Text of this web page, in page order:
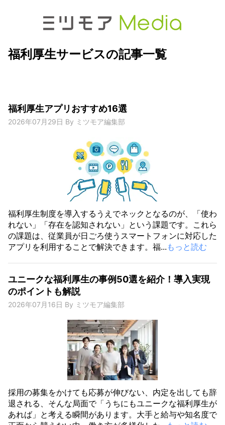
福利厚生サービスの記事一覧
福利厚生アプリおすすめ16選
2026年07月29日 By ミツモア編集部
福利厚生制度を導入するうえでネックとなるのが、「使わ
れない」「存在を認知されない」という課題です。これら
の課題は、従業員が日ごろ使うスマートフォンに対応した
アプリを利用することで解決できます。福... もっと読む
ユニークな福利厚生の事例50選を紹介！導入実現
のポイントも解説
2026年07月16日 By ミツモア編集部
採用の募集をかけても応募が伸びない、内定を出しても辞
退される、そんな局面で「うちにもユニークな福利厚生が
あれば」と考える瞬間があります。大手と給与や知名度で